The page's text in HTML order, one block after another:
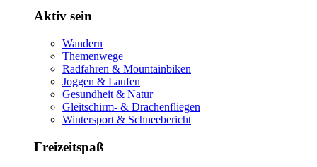
Aktiv sein
Wandern
Themenwege
Radfahren & Mountainbiken
Joggen & Laufen
Gesundheit & Natur
Gleitschirm- & Drachenfliegen
Wintersport & Schneebericht
Freizeitspaß